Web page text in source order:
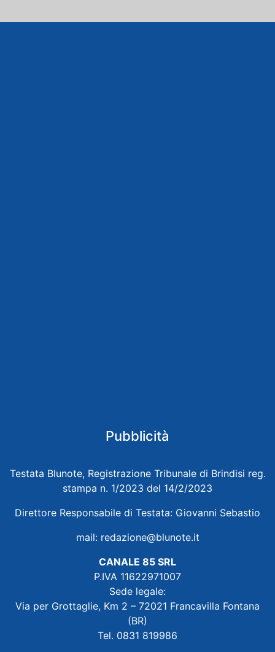
Pubblicità
Testata Blunote, Registrazione Tribunale di Brindisi reg.
stampa n. 1/2023 del 14/2/2023
Direttore Responsabile di Testata: Giovanni Sebastio
mail: redazione@blunote.it
CANALE 85 SRL
P.IVA 11622971007
Sede legale:
Via per Grottaglie, Km 2 – 72021 Francavilla Fontana
(BR)
Tel. 0831 819986